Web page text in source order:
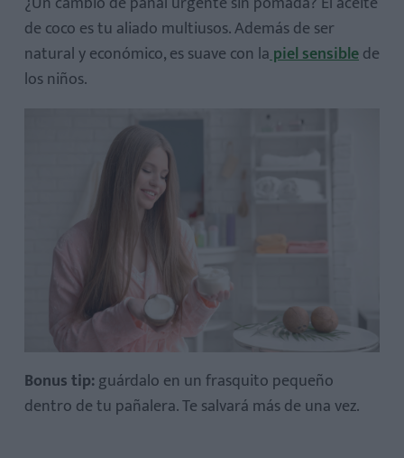
de coco es tu aliado multiusos. Además de ser
natural y económico, es suave con lapiel sensiblede
los niños.
Bonus tip:guárdalo en un frasquito pequeño
dentro de tu pañalera. Te salvará más de una vez.